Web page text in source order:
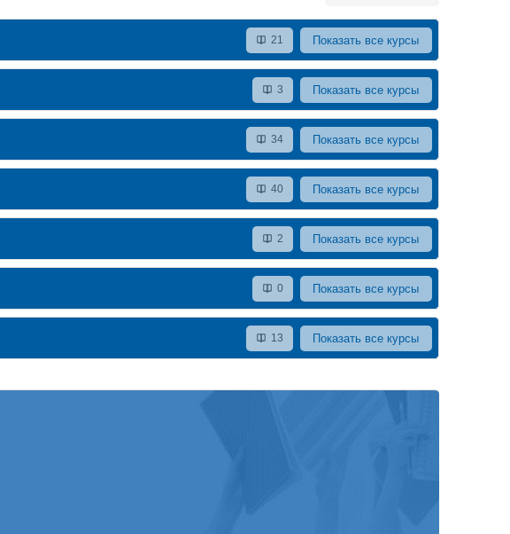
21 Показать все курсы
3 Показать все курсы
34 Показать все курсы
40 Показать все курсы
2 Показать все курсы
0 Показать все курсы
13 Показать все курсы